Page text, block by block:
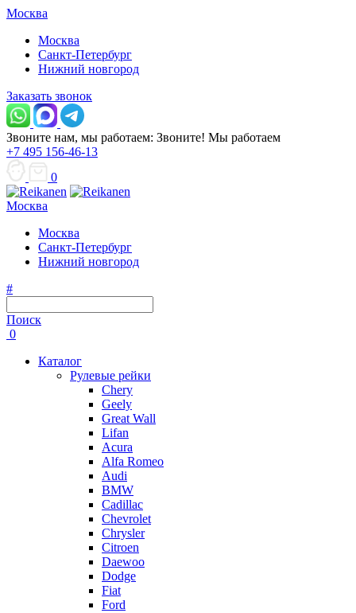
Москва
Москва
Санкт-Петербург
Нижний новгород
Заказать звонок
Звоните нам, мы работаем: Звоните! Мы работаем
+7 495 156-46-13
0
Москва
Москва
Санкт-Петербург
Нижний новгород
#
Поиск
0
Каталог
Рулевые рейки
Chery
Geely
Great Wall
Lifan
Acura
Alfa Romeo
Audi
BMW
Cadillac
Chevrolet
Chrysler
Citroen
Daewoo
Dodge
Fiat
Ford